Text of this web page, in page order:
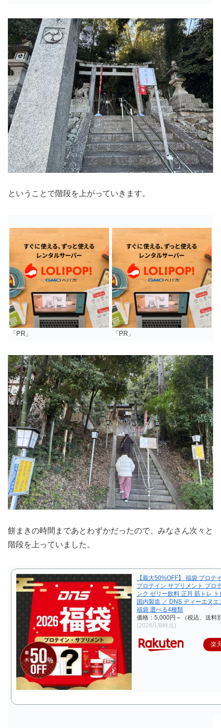
ということで階段を上がっていきます。
「PR」 「PR」
餅まきの時間まであとわずかだったので、みなさん次々と
階段を上っていました。
【最大50%OFF】 福袋 プロテ
プロテイン サプリメント プロ
ンク ゼリー飲料 正月 筋トレ
国内製造 ／ DNS ディーエヌ
福袋 選べる4種類
価格：5,000円～（税込、送料
(2026/1/8時点)
楽